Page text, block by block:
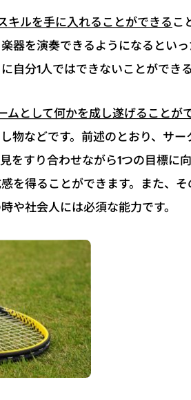
キルを手に入れることができるこ
器を演奏できるようになるとい
自分1人ではできないことができ
ムとして何かを成し遂げることが
物などです。前述のとおり、サ
をすり合わせながら1つの目標に
を得ることができます。また、
や社会人には必須な能力です。